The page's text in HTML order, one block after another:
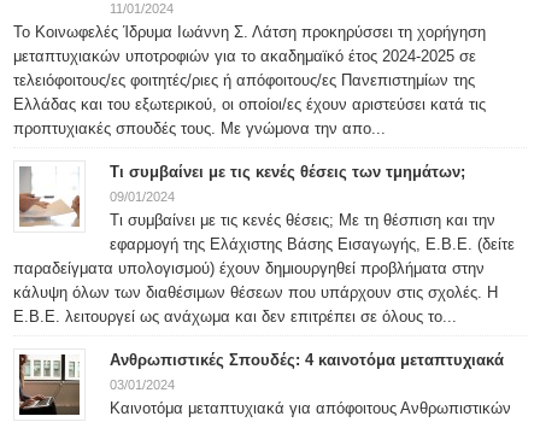
11/01/2024
Το Κοινωφελές Ίδρυμα Ιωάννη Σ. Λάτση προκηρύσσει τη χορήγηση
μεταπτυχιακών υποτροφιών για το ακαδημαϊκό έτος 2024-2025 σε
τελειόφοιτους/ες φοιτητές/ριες ή απόφοιτους/ες Πανεπιστημίων της
Ελλάδας και του εξωτερικού, οι οποίοι/ες έχουν αριστεύσει κατά τις
προπτυχιακές σπουδές τους. Με γνώμονα την απο...
Τι συμβαίνει με τις κενές θέσεις των τμημάτων;
09/01/2024
Τι συμβαίνει με τις κενές θέσεις; Με τη θέσπιση και την
εφαρμογή της Ελάχιστης Βάσης Εισαγωγής, Ε.Β.Ε. (δείτε
παραδείγματα υπολογισμού) έχουν δημιουργηθεί προβλήματα στην
κάλυψη όλων των διαθέσιμων θέσεων που υπάρχουν στις σχολές. Η
Ε.Β.Ε. λειτουργεί ως ανάχωμα και δεν επιτρέπει σε όλους το...
Ανθρωπιστικές Σπουδές: 4 καινοτόμα μεταπτυχιακά
03/01/2024
Καινοτόμα μεταπτυχιακά για απόφοιτους Ανθρωπιστικών